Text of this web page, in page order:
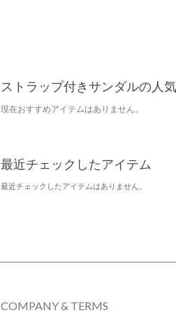
ストラップ付きサンダルの人
現在おすすめアイテムはありません。
最近チェックしたアイテム
最近チェックしたアイテムはありません。
COMPANY & TERMS